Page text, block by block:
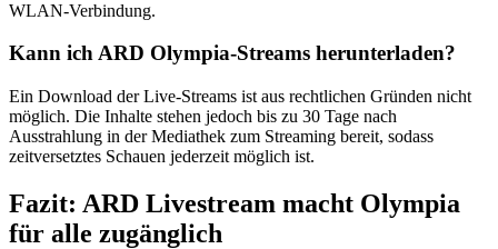
WLAN-Verbindung.
Kann ich ARD Olympia-Streams herunterladen?
Ein Download der Live-Streams ist aus rechtlichen Gründen nicht
möglich. Die Inhalte stehen jedoch bis zu 30 Tage nach
Ausstrahlung in der Mediathek zum Streaming bereit, sodass
zeitversetztes Schauen jederzeit möglich ist.
Fazit: ARD Livestream macht Olympia
für alle zugänglich